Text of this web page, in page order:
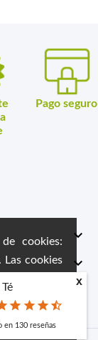
Pago seguro
cookies:
Las cookies
al
ACCEPT done


star star star star_half
en 130reseñas
x